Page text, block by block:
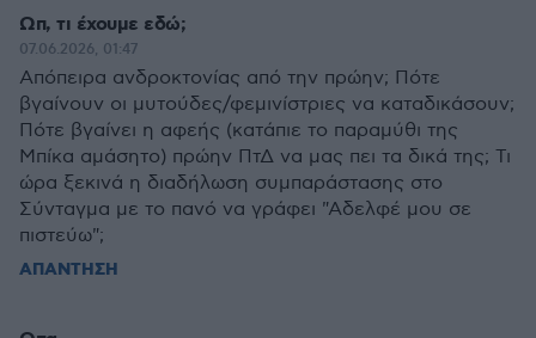
Ωπ, τι έχουμε εδώ;
07.06.2026, 01:47
Απόπειρα ανδροκτονίας από την πρώην; Πότε
βγαίνουν οι μυτούδες/φεμινίστριες να καταδικάσουν;
Πότε βγαίνει η αφεής (κατάπιε το παραμύθι της
Μπίκα αμάσητο) πρώην ΠτΔ να μας πει τα δικά της; Τι
ώρα ξεκινά η διαδήλωση συμπαράστασης στο
Σύνταγμα με το πανό να γράφει "Αδελφέ μου σε
πιστεύω";
ΑΠΑΝΤΗΣΗ